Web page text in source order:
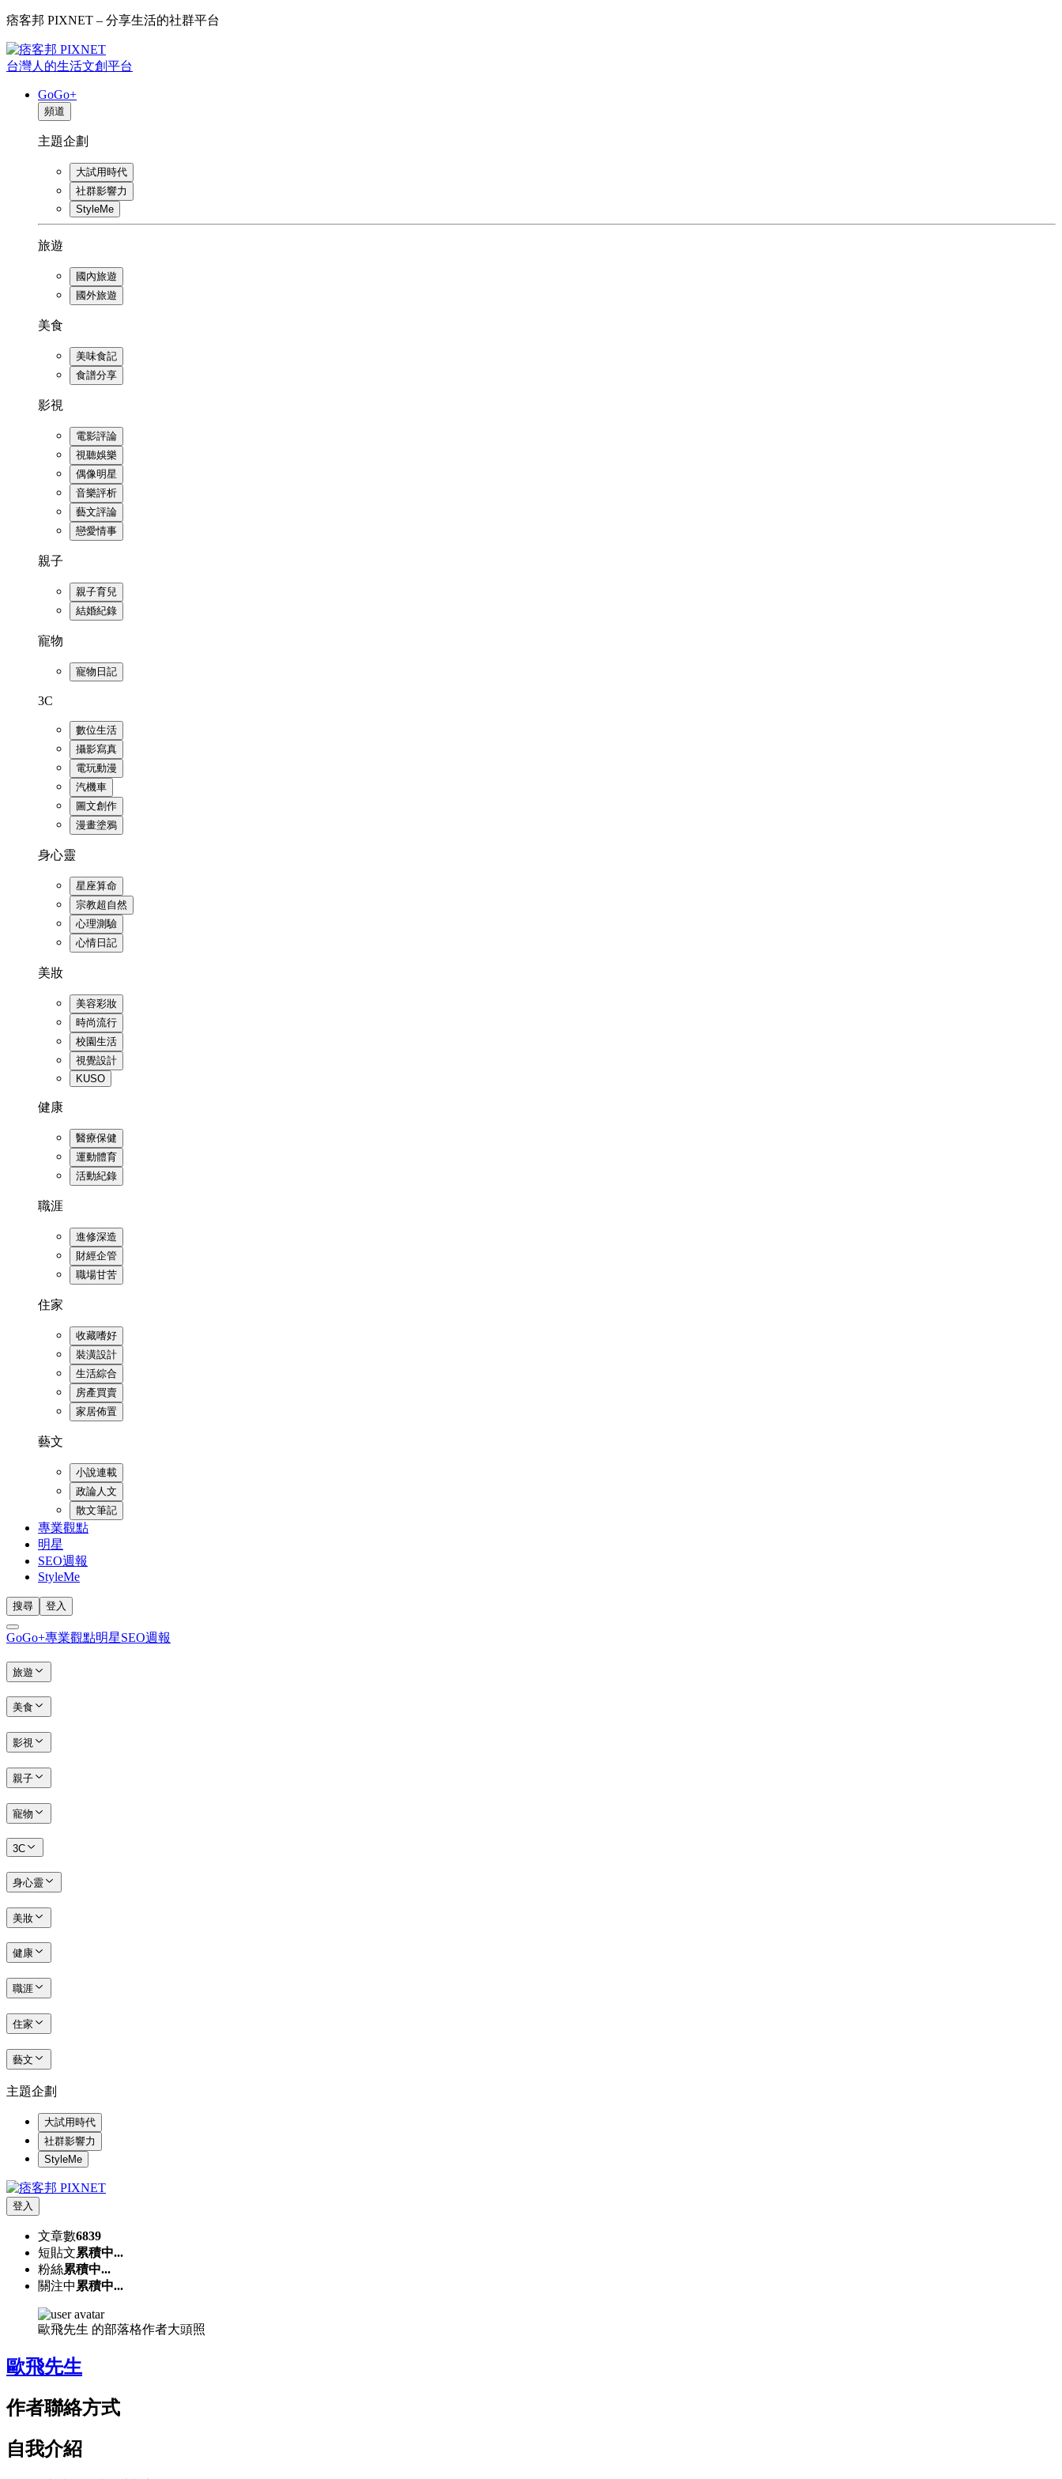
痞客邦 PIXNET – 分享生活的社群平台
台灣人的生活文創平台
GoGo+
頻道
主題企劃
大試用時代
社群影響力
StyleMe
旅遊
國內旅遊
國外旅遊
美食
美味食記
食譜分享
影視
電影評論
視聽娛樂
偶像明星
音樂評析
藝文評論
戀愛情事
親子
親子育兒
結婚紀錄
寵物
寵物日記
3C
數位生活
攝影寫真
電玩動漫
汽機車
圖文創作
漫畫塗鴉
身心靈
星座算命
宗教超自然
心理測驗
心情日記
美妝
美容彩妝
時尚流行
校園生活
視覺設計
KUSO
健康
醫療保健
運動體育
活動紀錄
職涯
進修深造
財經企管
職場甘苦
住家
收藏嗜好
裝潢設計
生活綜合
房產買賣
家居佈置
藝文
小說連載
政論人文
散文筆記
專業觀點
明星
SEO週報
StyleMe
搜尋 登入
GoGo+專業觀點明星SEO週報
旅遊
美食
影視
親子
寵物
3C
身心靈
美妝
健康
職涯
住家
藝文
主題企劃
大試用時代
社群影響力
StyleMe
登入
文章數6839
短貼文累積中...
粉絲累積中...
關注中 累積中...
歐飛先生 的部落格作者大頭照
歐飛先生
作者聯絡方式
自我介紹